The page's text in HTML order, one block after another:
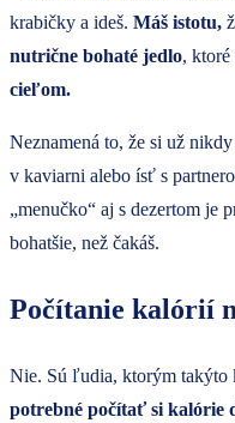
krabičky a ideš. Máš istotu,
nutrične bohaté jedlo, ktoré
cieľom.
Neznamená to, že si už
v kaviarni alebo ísť s
„menučko“ aj s dezertom je
bohatšie, než čakáš.
Počítanie kalórií
Nie. Sú ľudia, ktorým takýto
potrebné počítať si kalórie